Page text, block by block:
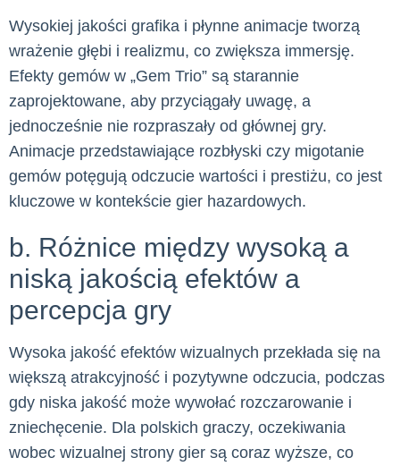
Wysokiej jakości grafika i płynne animacje tworzą
wrażenie głębi i realizmu, co zwiększa immersję.
Efekty gemów w „Gem Trio” są starannie
zaprojektowane, aby przyciągały uwagę, a
jednocześnie nie rozpraszały od głównej gry.
Animacje przedstawiające rozbłyski czy migotanie
gemów potęgują odczucie wartości i prestiżu, co jest
kluczowe w kontekście gier hazardowych.
b. Różnice między wysoką a
niską jakością efektów a
percepcja gry
Wysoka jakość efektów wizualnych przekłada się na
większą atrakcyjność i pozytywne odczucia, podczas
gdy niska jakość może wywołać rozczarowanie i
zniechęcenie. Dla polskich graczy, oczekiwania
wobec wizualnej strony gier są coraz wyższe, co